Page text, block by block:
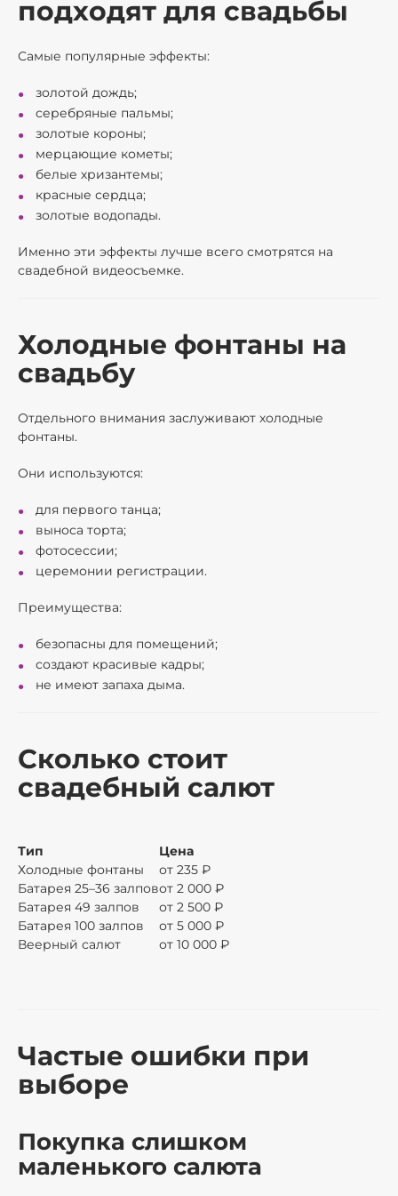
подходят для свадьбы
Самые популярные эффекты:
золотой дождь;
серебряные пальмы;
золотые короны;
мерцающие кометы;
белые хризантемы;
красные сердца;
золотые водопады.
Именно эти эффекты лучше всего смотрятся на
свадебной видеосъемке.
Холодные фонтаны на
свадьбу
Отдельного внимания заслуживают холодные
фонтаны.
Они используются:
для первого танца;
выноса торта;
фотосессии;
церемонии регистрации.
Преимущества:
безопасны для помещений;
создают красивые кадры;
не имеют запаха дыма.
Сколько стоит
свадебный салют
Тип
Цена
Холодные фонтаны
от 235 ₽
Батарея 25–36 залповот 2 000 ₽
Батарея 49 залпов
от 2 500 ₽
Батарея 100 залпов
от 5 000 ₽
Веерный салют
от 10 000 ₽
Частые ошибки при
выборе
Покупка слишком
маленького салюта